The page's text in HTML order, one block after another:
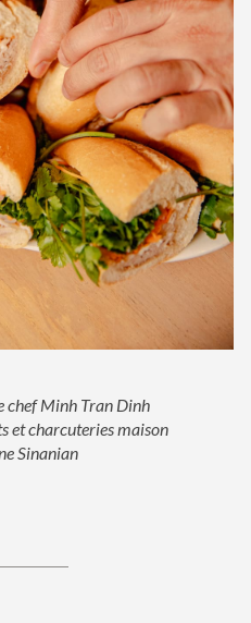
chef Minh Tran Dinh
et charcuteries maison
Sinanian